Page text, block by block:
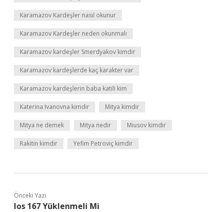
Karamazov Kardeşler nasıl okunur
Karamazov Kardeşler neden okunmalı
Karamazov kardeşler Smerdyakov kimdir
Karamazov kardeşlerde kaç karakter var
Karamazov kardeşlerin baba katili kim
Katerina Ivanovna kimdir Mitya kimdir
Mitya ne demek Mitya nedir Miusov kimdir
Rakitin kimdir Yefim Petroviç kimdir
Önceki Yazı
Ios 167 Yüklenmeli Mi